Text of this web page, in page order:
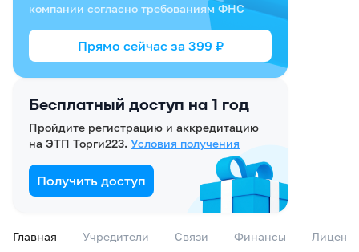
Бесплатный доступ на 1 год
Пройдите регистрацию и аккредитацию
на ЭТП Торги223. Условия получения
Получить доступ
компании согласно требованиям ФНС
Прямо сейчас за 399 ₽
Главная Учредители Связи Финансы